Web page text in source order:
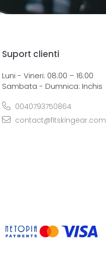
Suport clienti
Luni - Vineri: 08:00 – 16:00
Sambata - Dumnica: Inchis
0040793750864
contact@fitskingear.com